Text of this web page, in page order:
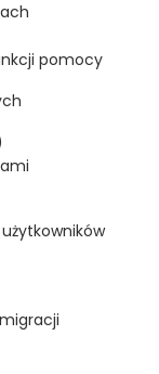
pomocy